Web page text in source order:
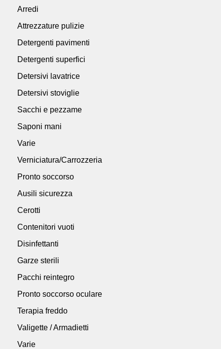
Arredi
Attrezzature pulizie
Detergenti pavimenti
Detergenti superfici
Detersivi lavatrice
Detersivi stoviglie
Sacchi e pezzame
Saponi mani
Varie
Verniciatura/Carrozzeria
Pronto soccorso
Ausili sicurezza
Cerotti
Contenitori vuoti
Disinfettanti
Garze sterili
Pacchi reintegro
Pronto soccorso oculare
Terapia freddo
Valigette / Armadietti
Varie